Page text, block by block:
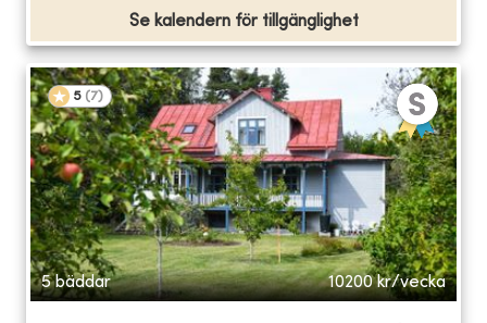
Se kalendern för tillgänglighet
5 (7)
5 bäddar 10200 kr/vecka